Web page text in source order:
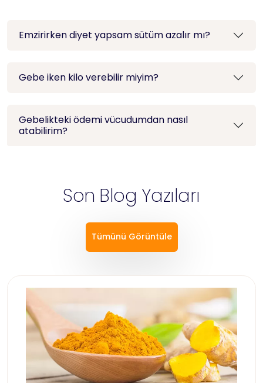
Emzirirken diyet yapsam sütüm azalır mı?
Gebe iken kilo verebilir miyim?
Gebelikteki ödemi vücudumdan nasıl
atabilirim?
Son Blog Yazıları
Tümünü Görüntüle